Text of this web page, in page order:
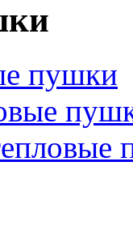
пушки